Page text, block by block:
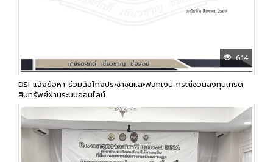
614
DSI แจ้งข้อหา ร่วมฉ้อโกงประชาชนและฟอกเงิน กรณีชวนลงทุนเทรด
สินทรัพย์ผ่านระบบออนไลน์